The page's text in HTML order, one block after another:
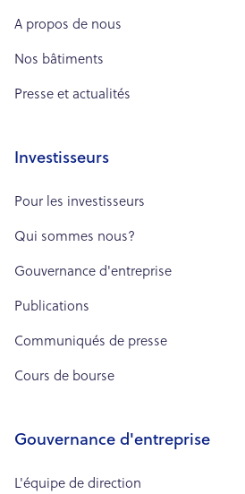
A propos de nous
Nos bâtiments
Presse et actualités
Investisseurs
Pour les investisseurs
Qui sommes nous?
Gouvernance d'entreprise
Publications
Communiqués de presse
Cours de bourse
Gouvernance d'entreprise
L'équipe de direction